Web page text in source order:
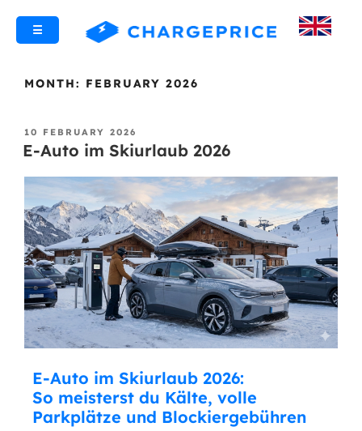
☰
MONTH: FEBRUARY 2026
10 FEBRUARY 2026
E-Auto im Skiurlaub 2026
E-Auto im Skiurlaub 2026:
So meisterst du Kälte, volle
Parkplätze und Blockiergebühren